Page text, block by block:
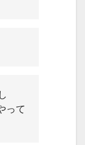
って